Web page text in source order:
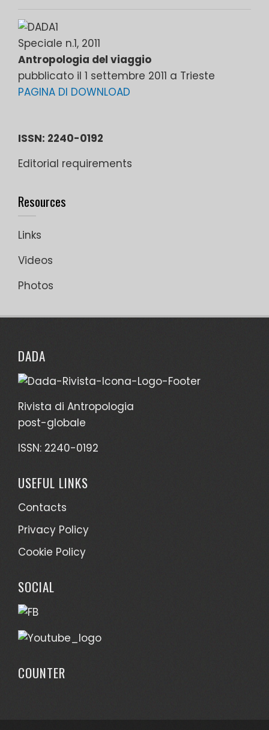
Speciale n.1, 2011
Antropologia del viaggio
pubblicato il 1 settembre 2011 a Trieste
PAGINA DI DOWNLOAD
ISSN: 2240-0192
Editorial requirements
Resources
Links
Videos
Photos
DADA
Rivista di Antropologia
post-globale
ISSN: 2240-0192
USEFUL LINKS
Contacts
Privacy Policy
Cookie Policy
SOCIAL
COUNTER